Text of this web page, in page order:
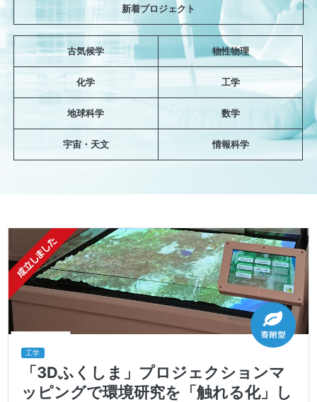
新着プロジェクト
古気候学 物性物理
化学 工学
地球科学 数学
宇宙・天文 情報科学
工学
「3Dふくしま」プロジェクションマ
ッピングで環境研究を「触れる化」し